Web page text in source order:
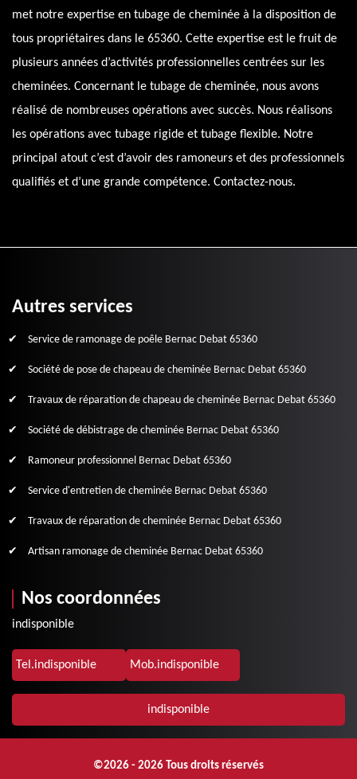
met notre expertise en tubage de cheminée à la disposition de
tous propriétaires dans le 65360. Cette expertise est le fruit de
plusieurs années d’activités professionnelles centrées sur les
cheminées. Concernant le tubage de cheminée, nous avons
réalisé de nombreuses opérations avec succès. Nous réalisons
les opérations avec tubage rigide et tubage flexible. Notre
principal atout c’est d’avoir des ramoneurs et des professionnels
qualifiés et d’une grande compétence. Contactez-nous.
Autres services
Service de ramonage de poêle Bernac Debat 65360
Société de pose de chapeau de cheminée Bernac Debat 65360
Travaux de réparation de chapeau de cheminée Bernac Debat 65360
Société de débistrage de cheminée Bernac Debat 65360
Ramoneur professionnel Bernac Debat 65360
Service d'entretien de cheminée Bernac Debat 65360
Travaux de réparation de cheminée Bernac Debat 65360
Artisan ramonage de cheminée Bernac Debat 65360
Nos coordonnées
indisponible
Tel.indisponible Mob.indisponible
indisponible
©2026 - 2026 Tous droits réservés